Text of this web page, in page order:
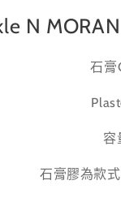
N
石膏
容
石膏膠為款